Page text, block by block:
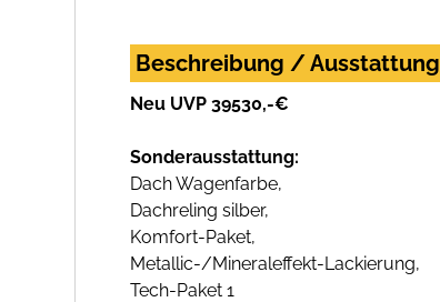
Beschreibung / Ausstattung
Neu UVP 39530,-€
Sonderausstattung:
Dach Wagenfarbe,
Dachreling silber,
Komfort-Paket,
Metallic-/Mineraleffekt-Lackierung,
Tech-Paket 1